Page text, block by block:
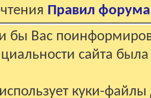
Правил форума
бы Вас
сайта
куки-файлы